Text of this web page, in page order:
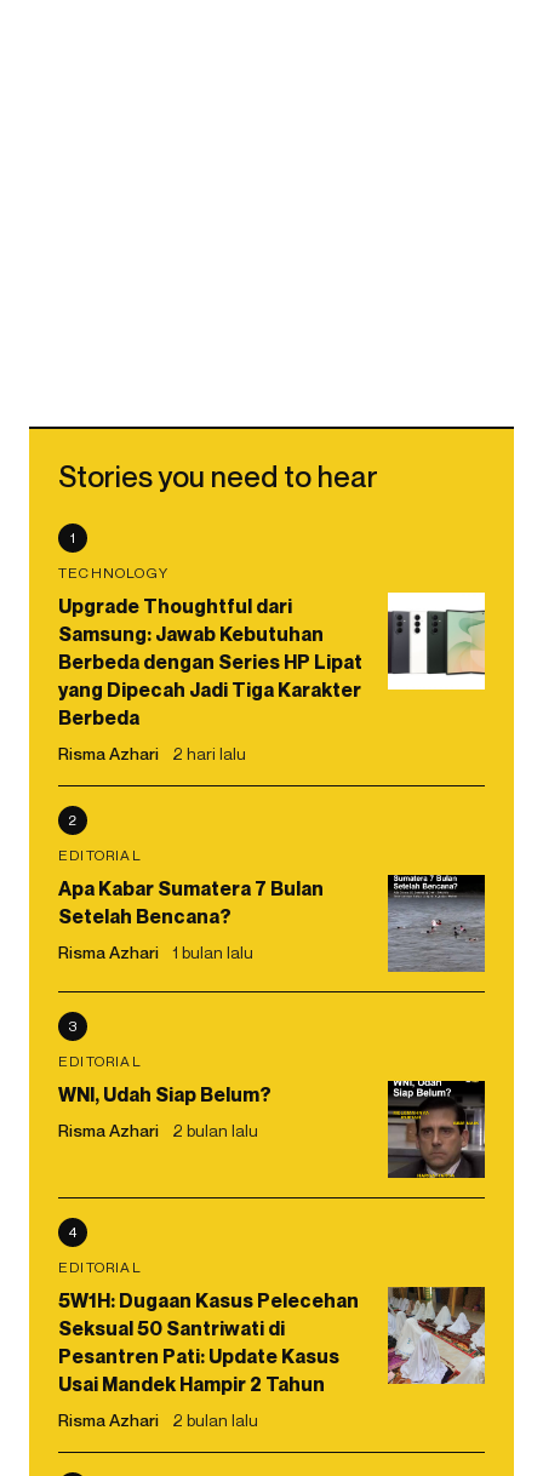
Stories you need to hear
1
TECHNOLOGY
Upgrade Thoughtful dari
Samsung: Jawab Kebutuhan
Berbeda dengan Series HP Lipat
yang Dipecah Jadi Tiga Karakter
Berbeda
Risma Azhari 2 hari lalu
2
EDITORIAL
Apa Kabar Sumatera 7 Bulan
Setelah Bencana?
Risma Azhari 1 bulan lalu
3
EDITORIAL
WNI, Udah Siap Belum?
Risma Azhari 2 bulan lalu
4
EDITORIAL
5W1H: Dugaan Kasus Pelecehan
Seksual 50 Santriwati di
Pesantren Pati: Update Kasus
Usai Mandek Hampir 2 Tahun
Risma Azhari 2 bulan lalu